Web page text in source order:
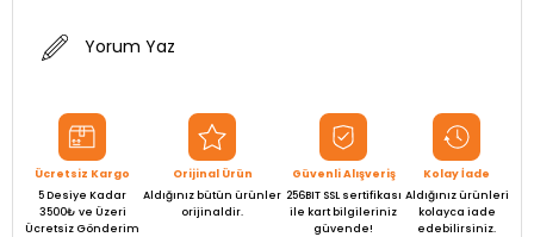
Yorum Yaz
Ücretsiz Kargo
5 Desiye Kadar
3500₺ ve Üzeri
Ücretsiz Gönderim
Orijinal Ürün
Aldığınız bütün ürünler
orijinaldir.
Güvenli Alışveriş
256BIT SSL sertifikası
ile kart bilgileriniz
güvende!
Kolay İade
Aldığınız ürünleri
kolayca iade
edebilirsiniz.